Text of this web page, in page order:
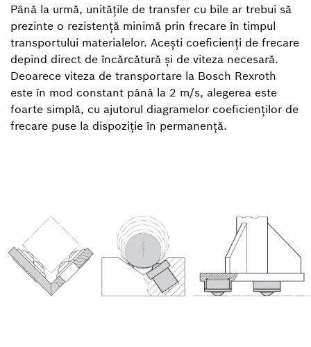
Până la urmă, unitățile de transfer cu bile ar trebui să
prezinte o rezistență minimă prin frecare în timpul
transportului materialelor. Acești coeficienți de frecare
depind direct de încărcătură și de viteza necesară.
Deoarece viteza de transportare la Bosch Rexroth
este în mod constant până la 2 m/s, alegerea este
foarte simplă, cu ajutorul diagramelor coeficienților de
frecare puse la dispoziție în permanență.